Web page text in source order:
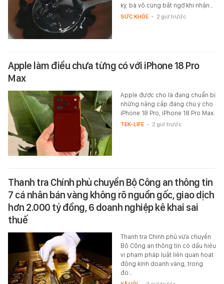
kỳ, bà vô cùng bất ngờ khi nhận…
SỨC KHỎE - 2 giờ trước
Apple làm điều chưa từng có với iPhone 18 Pro
Max
Apple được cho là đang chuẩn bị
những nâng cấp đáng chú ý cho
iPhone 18 Pro, iPhone 18 Pro Max.
TEK-LIFE - 2 giờ trước
Thanh tra Chính phủ chuyển Bộ Công an thông tin
7 cá nhân bán vàng không rõ nguồn gốc, giao dịch
hơn 2.000 tỷ đồng, 6 doanh nghiệp kê khai sai
thuế
Thanh tra Chính phủ vừa chuyển
Bộ Công an thông tin có dấu hiệu
vi phạm pháp luật liên quan hoạt
động kinh doanh vàng, trong
đó…